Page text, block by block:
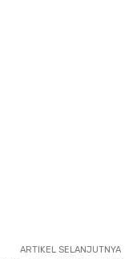
ARTIKEL SELANJUTNYA